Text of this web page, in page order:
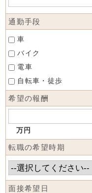
通勤手段
車
バイク
電車
自転車・徒歩
希望の報酬
万円
転職の希望時期
面接希望日